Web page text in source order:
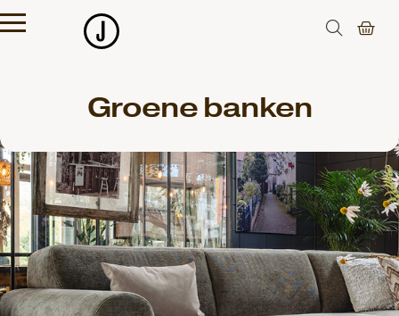
Groene banken